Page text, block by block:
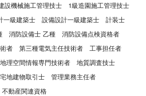
設機械施工管理技士
1級造園施工管理技士
一級建築士 設備設計一級建築士
計装士
消防設備士 乙種
消防設備点検資格者
者 第三種電気主任技術者
工事担任者
地理空間情報専門技術者
地質調査技士
宅地建物取引士
管理業務主任者
動産関連資格